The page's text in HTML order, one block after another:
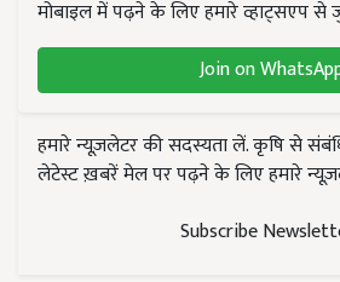
मोबाइल में पढ़ने के लिए हमारे व्हाट्सएप से
Join on
हमारे न्यूज़लेटर की सदस्यता लें. कृषि से
लेटेस्ट ख़बरें मेल पर पढ़ने के लिए हमारे
Subscribe